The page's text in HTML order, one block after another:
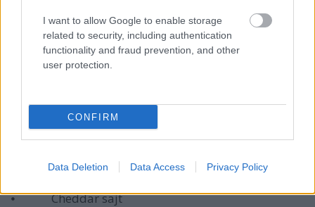
I want to allow Google to enable storage
related to security, including authentication
functionality and fraud prevention, and other
user protection.
CONFIRM
Data Deletion Data Access Privacy Policy
Ételpárosítások – alap összetevők
⦁ Marha, borjú, nagyvadak, sertés
⦁ Bárány - kifejezetten jól megy a merlot-hoz
⦁ Kacsa, pulyka
⦁ Cheddar sajt